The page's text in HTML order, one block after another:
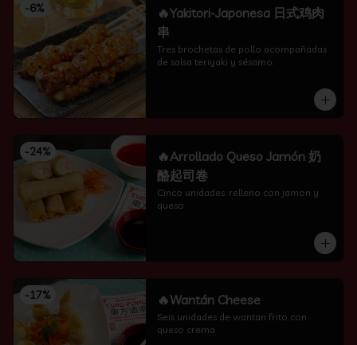
-6%
🔥Yakitori-Japonesa 日式鸡肉
串
Tres brochetas de pollo acompañadas
de salsa teriyaki y sésamo.
-24%
🔥Arrollado Queso Jamón 奶
酪起司卷
Cinco unidades. relleno con jamon y
queso
-17% 🔥Wantán Cheese
Seis unidades de wantan frito con
queso crema